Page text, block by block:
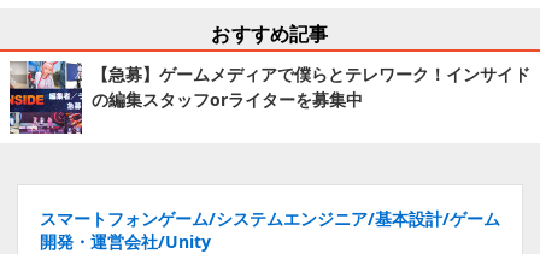
おすすめ記事
【急募】ゲームメディアで僕らとテレワーク！インサイド
の編集スタッフorライターを募集中
スマートフォンゲーム/システムエンジニア/基本設計/ゲーム
開発・運営会社/Unity